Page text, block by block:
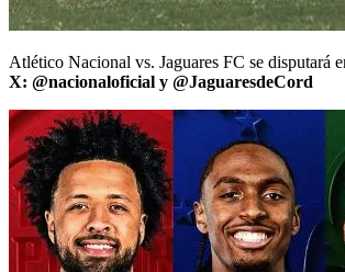
Atlético Nacional vs. Jaguares FC se disputará
X: @nacionaloficial y @JaguaresdeCord